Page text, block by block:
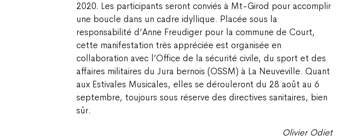
2020. Les participants seront conviés à Mt-Girod pour accomplir
une boucle dans un cadre idyllique. Placée sous la
responsabilité d’Anne Freudiger pour la commune de Court,
cette manifestation très appréciée est organisée en
collaboration avec l’Office de la sécurité civile, du sport et des
affaires militaires du Jura bernois (OSSM) à La Neuveville. Quant
aux Estivales Musicales, elles se dérouleront du 28 août au 6
septembre, toujours sous réserve des directives sanitaires, bien
sûr.
Olivier Odiet